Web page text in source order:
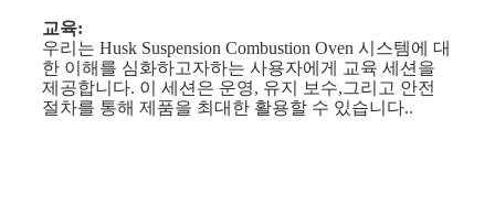
교육:
우리는 Husk Suspension Combustion Oven 시스템에 대
한 이해를 심화하고자하는 사용자에게 교육 세션을
제공합니다. 이 세션은 운영, 유지 보수,그리고 안전
절차를 통해 제품을 최대한 활용할 수 있습니다..